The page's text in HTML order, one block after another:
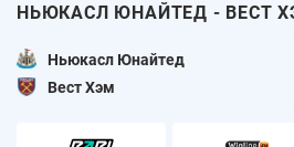
НЬЮКАСЛ ЮНАЙТЕД - ВЕСТ
Ньюкасл Юнайтед
Вест Хэм